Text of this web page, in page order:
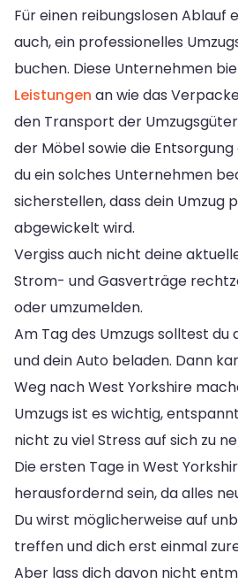
Für einen reibungslosen Ablauf
auch, ein professionelles
buchen. Diese Unternehmen
Leistungen an wie das
den Transport der
der Möbel sowie die
du ein solches Unternehmen
sicherstellen, dass dein Umzug
abgewickelt wird.
Vergiss auch nicht deine
Strom- und Gasverträge
oder umzumelden.
Am Tag des Umzugs solltest du
und dein Auto beladen. Dann
Weg nach West Yorkshire
Umzugs ist es wichtig,
nicht zu viel Stress auf sich zu
Die ersten Tage in West
herausfordernd sein, da alles
Du wirst möglicherweise auf
treffen und dich erst einmal
Aber lass dich davon nicht